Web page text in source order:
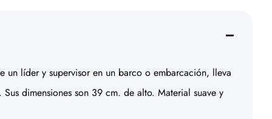
un líder y supervisor en un barco o embarcación, lleva
dimensiones son 39 cm. de alto. Material suave y